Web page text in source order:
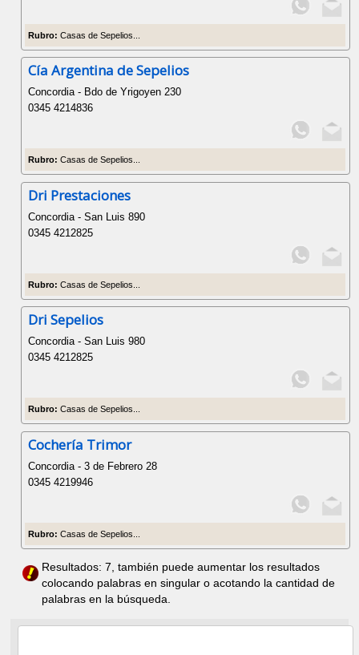
Rubro: Casas de Sepelios...
Cía Argentina de Sepelios
Concordia - Bdo de Yrigoyen 230
0345 4214836
Rubro: Casas de Sepelios...
Dri Prestaciones
Concordia - San Luis 890
0345 4212825
Rubro: Casas de Sepelios...
Dri Sepelios
Concordia - San Luis 980
0345 4212825
Rubro: Casas de Sepelios...
Cochería Trimor
Concordia - 3 de Febrero 28
0345 4219946
Rubro: Casas de Sepelios...
Resultados: 7, también puede aumentar los resultados
colocando palabras en singular o acotando la cantidad de
palabras en la búsqueda.